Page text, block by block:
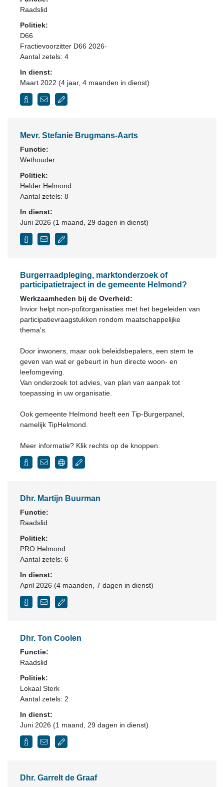
Raadslid
Politiek:
D66
Fractievoorzitter D66 2026-
Aantal zetels: 4
In dienst:
Maart 2022 (4 jaar, 4 maanden in dienst)
Mevr. Stefanie Brugmans-Aarts
Functie:
Wethouder
Politiek:
Helder Helmond
Aantal zetels: 8
In dienst:
Juni 2026 (1 maand, 29 dagen in dienst)
Burgerraadpleging, marktonderzoek of
participatietraject in de gemeente Helmond?
Werkzaamheden bij de Overheid:
Invior helpt non-pofitorganisaties met het begeleiden van
participatievraagstukken rondom maatschappelijke
thema's.
Door inwoners, maar ook beleidsbepalers, een stem te
geven van wat er gebeurt in hun directe woon- en
leefomgeving.
Van onderzoek tot advies, van plan van aanpak tot
toepassing in uw organisatie.
Ook gemeente Helmond heeft een Tip-Burgerpanel,
namelijk TipHelmond.
Meer informatie? Klik rechts op de knoppen.
Dhr. Martijn Buurman
Functie:
Raadslid
Politiek:
PRO Helmond
Aantal zetels: 6
In dienst:
April 2026 (4 maanden, 7 dagen in dienst)
Dhr. Ton Coolen
Functie:
Raadslid
Politiek:
Lokaal Sterk
Aantal zetels: 2
In dienst:
Juni 2026 (1 maand, 29 dagen in dienst)
Dhr. Garrelt de Graaf